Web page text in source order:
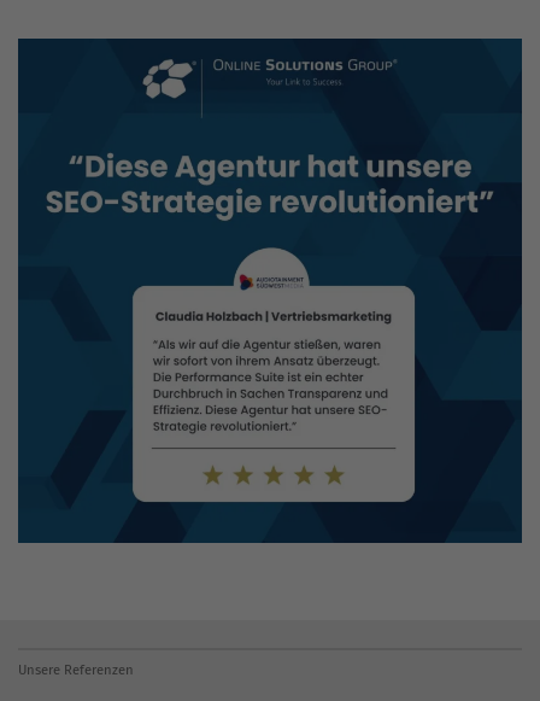
Unsere Referenzen